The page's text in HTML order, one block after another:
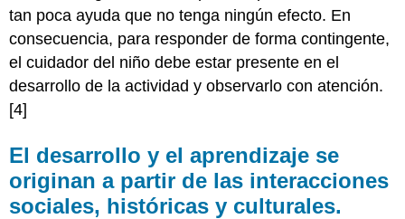
tan poca ayuda que no tenga ningún efecto. En
consecuencia, para responder de forma contingente,
el cuidador del niño debe estar presente en el
desarrollo de la actividad y observarlo con atención.
[4]
El desarrollo y el aprendizaje se
originan a partir de las interacciones
sociales, históricas y culturales.